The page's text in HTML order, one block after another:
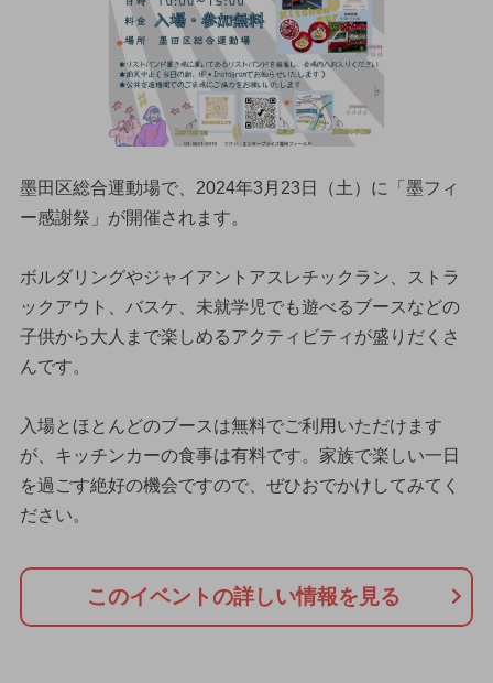
墨田区総合運動場で、2024年3月23日（土）に「墨フィ
ー感謝祭」が開催されます。
ボルダリングやジャイアントアスレチックラン、ストラ
ックアウト、バスケ、未就学児でも遊べるブースなどの
子供から大人まで楽しめるアクティビティが盛りだくさ
んです。
入場とほとんどのブースは無料でご利用いただけます
が、キッチンカーの食事は有料です。家族で楽しい一日
を過ごす絶好の機会ですので、ぜひおでかけしてみてく
ださい。
このイベントの詳しい情報を見る